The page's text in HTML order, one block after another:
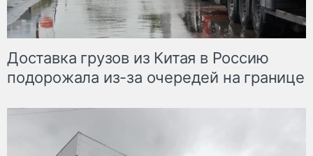
Доставка грузов из Китая в Россию
подорожала из-за очередей на границе